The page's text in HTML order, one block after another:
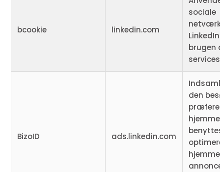
bcookie linkedin.com
sociale
brugen
BizoID ads.linkedin.com
den